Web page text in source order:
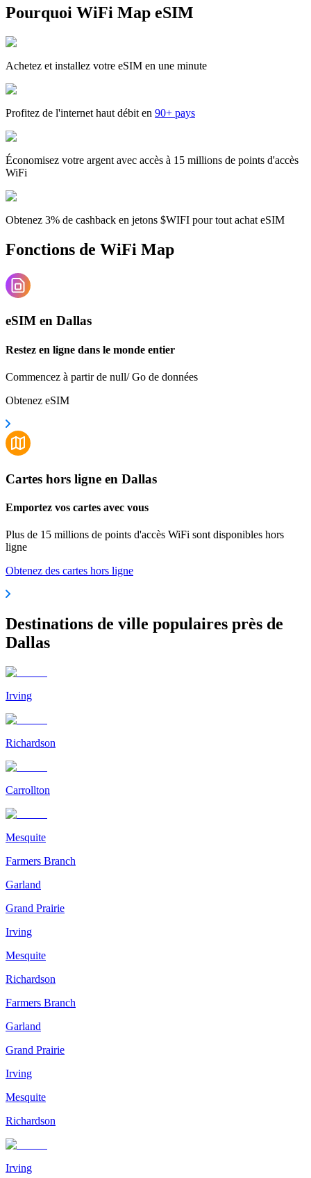
Pourquoi WiFi Map eSIM
Achetez et installez votre eSIM en une minute
Profitez de l'internet haut débit en 90+ pays
Économisez votre argent avec accès à 15 millions de points d'accès
WiFi
Obtenez 3% de cashback en jetons $WIFI pour tout achat eSIM
Fonctions de WiFi Map
eSIM en Dallas
Restez en ligne dans le monde entier
Commencez à partir de null/ Go de données
Obtenez eSIM
Cartes hors ligne en Dallas
Emportez vos cartes avec vous
Plus de 15 millions de points d'accès WiFi sont disponibles hors
ligne
Obtenez des cartes hors ligne
Destinations de ville populaires près de
Dallas
Irving
Richardson
Carrollton
Mesquite
Farmers Branch
Garland
Grand Prairie
Irving
Mesquite
Richardson
Farmers Branch
Garland
Grand Prairie
Irving
Mesquite
Richardson
Irving